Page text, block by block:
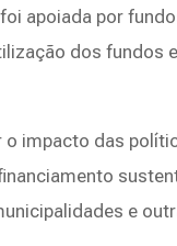
apoiada por
dos fundos
impacto das
e